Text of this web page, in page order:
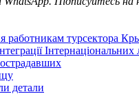
работникам турсектора
Інтернаціональних
детали